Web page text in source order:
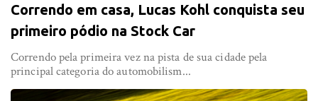
Correndo em casa, Lucas Kohl conquista seu
primeiro pódio na Stock Car
Correndo pela primeira vez na pista de sua cidade pela
principal categoria do automobilism...